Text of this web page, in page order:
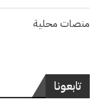
منصات محلية
تابعونا